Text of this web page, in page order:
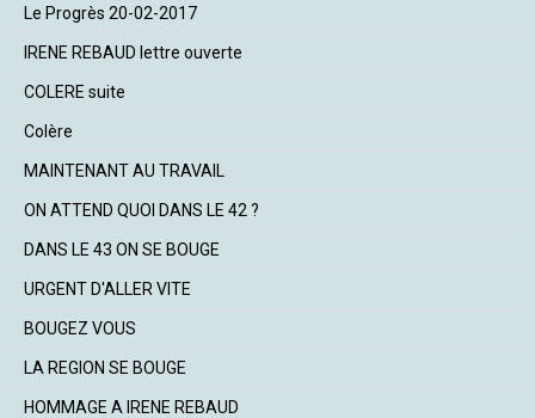
Le Progrès 20-02-2017
IRENE REBAUD lettre ouverte
COLERE suite
Colère
MAINTENANT AU TRAVAIL
ON ATTEND QUOI DANS LE 42 ?
DANS LE 43 ON SE BOUGE
URGENT D'ALLER VITE
BOUGEZ VOUS
LA REGION SE BOUGE
HOMMAGE A IRENE REBAUD